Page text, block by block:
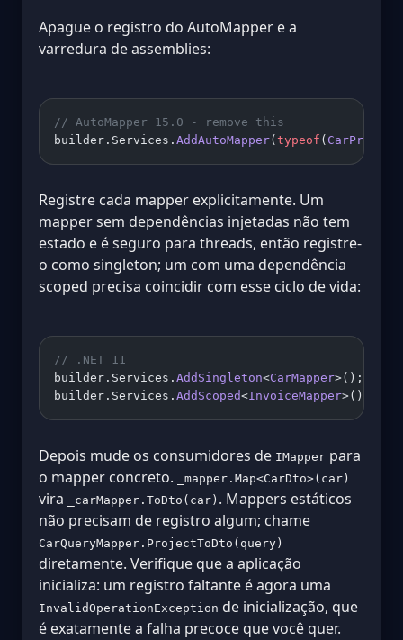
Apague o registro do AutoMapper e a
varredura de assemblies:
// AutoMapper 15.0 - remove this
builder.Services. AddAutoMapper( typeof ( CarProfile
Registre cada mapper explicitamente. Um
mapper sem dependências injetadas não tem
estado e é seguro para threads, então registre-
o como singleton; um com uma dependência
scoped precisa coincidir com esse ciclo de vida:
// .NET 11
builder.Services. AddSingleton<CarMapper
builder.Services. AddScoped<InvoiceMapper
Depois mude os consumidores de IMapper para
o mapper concreto.
_mapper.Map<CarDto>(car)
vira _carMapper.ToDto(car) . Mappers estáticos
não precisam de registro algum; chame
CarQueryMapper.ProjectToDto(query)
diretamente. Verifique que a aplicação
inicializa: um registro faltante é agora uma
InvalidOperationException de inicialização, que
é exatamente a falha precoce que você quer.